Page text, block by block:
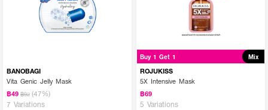
BANOBAGI
Vita Genic Jelly Mask
฿49 ฿92 (47%)
7 Variations
Buy 1 Get 1 Mix
ROJUKISS
5X Intensive Mask
฿69
5 Variations